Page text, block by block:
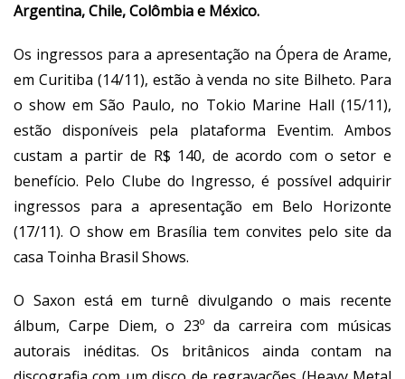
Argentina, Chile, Colômbia e México.
Os ingressos para a apresentação na Ópera de Arame,
em Curitiba (14/11), estão à venda no site Bilheto. Para
o show em São Paulo, no Tokio Marine Hall (15/11),
estão disponíveis pela plataforma Eventim. Ambos
custam a partir de R$ 140, de acordo com o setor e
benefício. Pelo Clube do Ingresso, é possível adquirir
ingressos para a apresentação em Belo Horizonte
(17/11). O show em Brasília tem convites pelo site da
casa Toinha Brasil Shows.
O Saxon está em turnê divulgando o mais recente
álbum, Carpe Diem, o 23º da carreira com músicas
autorais inéditas. Os britânicos ainda contam na